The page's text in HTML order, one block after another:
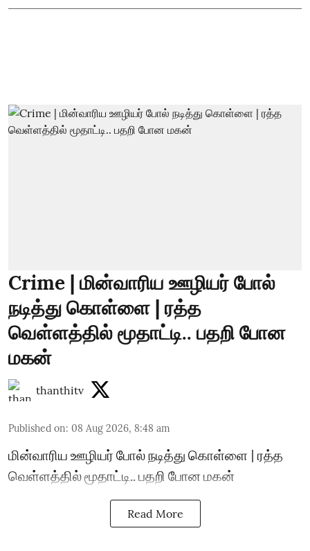
Crime | மின்வாரிய ஊழியர் போல்
நடித்து கொள்ளை | ரத்த
வெள்ளத்தில் மூதாட்டி.. பதறி போன
மகன்
thanthitv
Published on: 08 Aug 2026, 8:48 am
மின்வாரிய ஊழியர் போல் நடித்து கொள்ளை | ரத்த
வெள்ளத்தில் மூதாட்டி.. பதறி போன மகன்
Read More